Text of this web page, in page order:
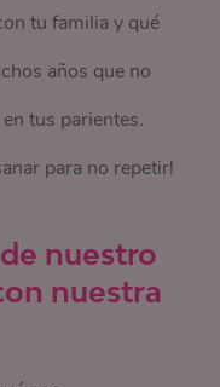
tu familia y qué
años que no
tus parientes.
para no repetir!
nuestro
nuestra